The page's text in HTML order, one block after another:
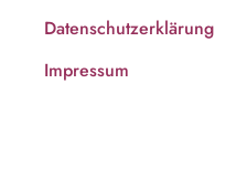
Datenschutzerklärung
Impressum